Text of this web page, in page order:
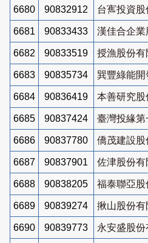
6680 90832912 台寯投資股
6681 90833433 漢佳合企業
6682 90833519 授漁股份有
6683 90835734 巽豐綠能開
6684 90836419 本善研究股
6685 90837424 臺灣投緣第
6686 90837780 僑茂建設股
6687 90837901 佐津股份有
6688 90838205 福泰聯亞股
6689 90839274 揪山股份有
6690 90839773 永安盛股份